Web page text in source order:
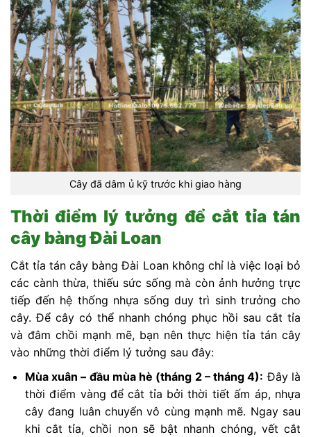
Cây đã dâm ủ kỹ trước khi giao hàng
Thời điểm lý tưởng để cắt tỉa tán
cây bàng Đài Loan
Cắt tỉa tán cây bàng Đài Loan không chỉ là việc loại bỏ
các cành thừa, thiếu sức sống mà còn ảnh hưởng trực
tiếp đến hệ thống nhựa sống duy trì sinh trưởng cho
cây. Để cây có thể nhanh chóng phục hồi sau cắt tỉa
và đâm chồi mạnh mẽ, bạn nên thực hiện tỉa tán cây
vào những thời điểm lý tưởng sau đây:
Mùa xuân – đầu mùa hè (tháng 2 – tháng 4): Đây là
thời điểm vàng để cắt tỉa bởi thời tiết ấm áp, nhựa
cây đang luân chuyển vô cùng mạnh mẽ. Ngay sau
khi cắt tỉa, chồi non sẽ bật nhanh chóng, vết cắt